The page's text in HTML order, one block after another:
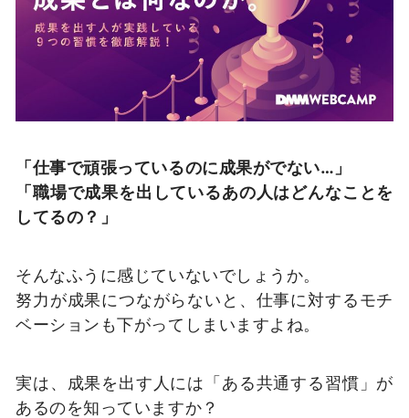
「仕事で頑張っているのに成果がでない…」
「職場で成果を出しているあの人はどんなことを
してるの？」
そんなふうに感じていないでしょうか。
努力が成果につながらないと、仕事に対するモチ
ベーションも下がってしまいますよね。
実は、成果を出す人には「ある共通する習慣」が
あるのを知っていますか？